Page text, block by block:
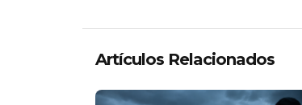
Artículos Relacionados